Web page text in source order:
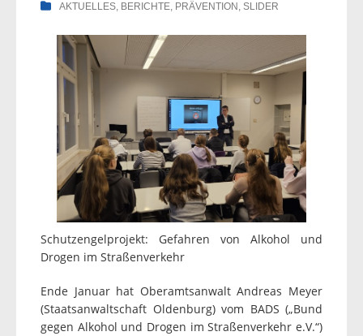
AKTUELLES, BERICHTE, PRÄVENTION , SLIDER
Schutzengelprojekt: Gefahren von Alkohol und
Drogen im Straßenverkehr
Ende Januar hat Oberamtsanwalt Andreas Meyer
(Staatsanwaltschaft Oldenburg) vom BADS („Bund
gegen Alkohol und Drogen im Straßenverkehr e.V.“)